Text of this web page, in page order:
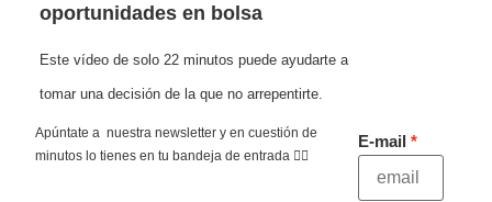
oportunidades en bolsa
Este vídeo de solo 22 minutos puede ayudarte a
tomar una decisión de la que no arrepentirte.
Apúntate a nuestra newsletter y en cuestión de
minutos lo tienes en tu bandeja de entrada 👇🏻
E-mail